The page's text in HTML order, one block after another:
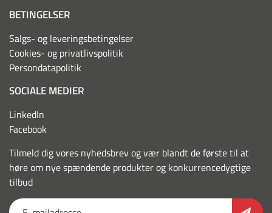
BETINGELSER
Salgs- og leveringsbetingelser
Cookies- og privatlivspolitik
Persondatapolitik
SOCIALE MEDIER
LinkedIn
Facebook
Tilmeld dig vores nyhedsbrev og vær blandt de første til at
høre om nye spændende produkter og konkurrencedygtige
tilbud